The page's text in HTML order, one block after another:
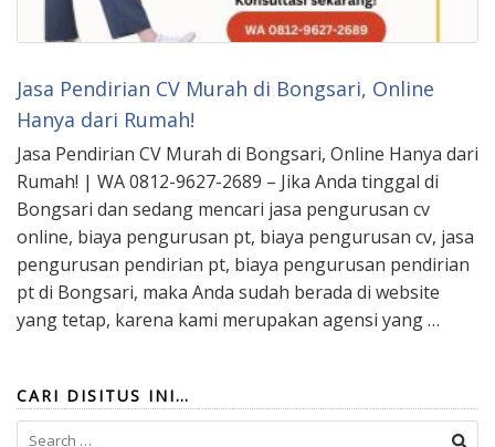
Jasa Pendirian CV Murah di Bongsari, Online
Hanya dari Rumah!
Jasa Pendirian CV Murah di Bongsari, Online Hanya dari
Rumah! | WA 0812-9627-2689 – Jika Anda tinggal di
Bongsari dan sedang mencari jasa pengurusan cv
online, biaya pengurusan pt, biaya pengurusan cv, jasa
pengurusan pendirian pt, biaya pengurusan pendirian
pt di Bongsari, maka Anda sudah berada di website
yang tetap, karena kami merupakan agensi yang …
CARI DISITUS INI…
Search